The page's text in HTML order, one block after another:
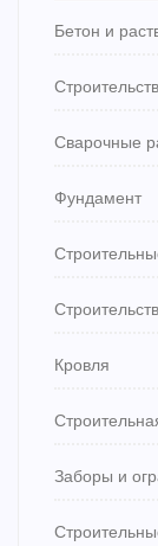
Бетон и
Сварочные
Фундамент
Кровля
Заборы и